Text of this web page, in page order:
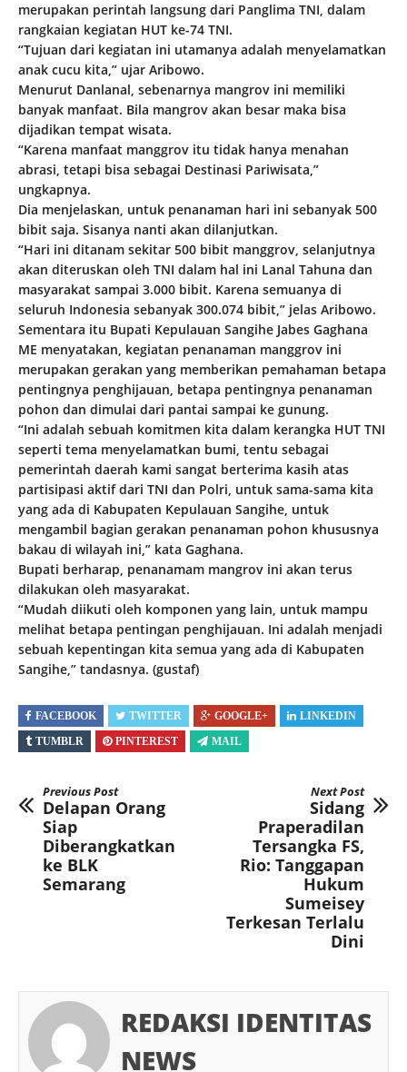
merupakan perintah langsung dari Panglima TNI, dalam
rangkaian kegiatan HUT ke-74 TNI.
“Tujuan dari kegiatan ini utamanya adalah menyelamatkan
anak cucu kita,” ujar Aribowo.
Menurut Danlanal, sebenarnya mangrov ini memiliki
banyak manfaat. Bila mangrov akan besar maka bisa
dijadikan tempat wisata.
“Karena manfaat manggrov itu tidak hanya menahan
abrasi, tetapi bisa sebagai Destinasi Pariwisata,”
ungkapnya.
Dia menjelaskan, untuk penanaman hari ini sebanyak 500
bibit saja. Sisanya nanti akan dilanjutkan.
“Hari ini ditanam sekitar 500 bibit manggrov, selanjutnya
akan diteruskan oleh TNI dalam hal ini Lanal Tahuna dan
masyarakat sampai 3.000 bibit. Karena semuanya di
seluruh Indonesia sebanyak 300.074 bibit,” jelas Aribowo.
Sementara itu Bupati Kepulauan Sangihe Jabes Gaghana
ME menyatakan, kegiatan penanaman manggrov ini
merupakan gerakan yang memberikan pemahaman betapa
pentingnya penghijauan, betapa pentingnya penanaman
pohon dan dimulai dari pantai sampai ke gunung.
“Ini adalah sebuah komitmen kita dalam kerangka HUT TNI
seperti tema menyelamatkan bumi, tentu sebagai
pemerintah daerah kami sangat berterima kasih atas
partisipasi aktif dari TNI dan Polri, untuk sama-sama kita
yang ada di Kabupaten Kepulauan Sangihe, untuk
mengambil bagian gerakan penanaman pohon khususnya
bakau di wilayah ini,” kata Gaghana.
Bupati berharap, penanamam mangrov ini akan terus
dilakukan oleh masyarakat.
“Mudah diikuti oleh komponen yang lain, untuk mampu
melihat betapa pentingan penghijauan. Ini adalah menjadi
sebuah kepentingan kita semua yang ada di Kabupaten
Sangihe,” tandasnya. (gustaf)
FACEBOOK TWITTER GOOGLE+
LINKEDIN
TUMBLR
PINTEREST MAIL
Previous Post
Delapan Orang
Siap
Diberangkatkan
ke BLK
Semarang
Next Post
Sidang
Praperadilan
Tersangka FS,
Rio: Tanggapan
Hukum
Sumeisey
Terkesan Terlalu
Dini
REDAKSI IDENTITAS
NEWS